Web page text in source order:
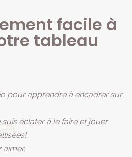
facile à
tableau
pour apprendre à encadrer sur
éclater à le faire et jouer
aimer,